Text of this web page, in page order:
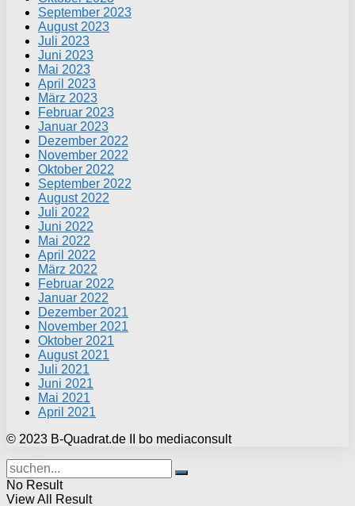
September 2023
August 2023
Juli 2023
Juni 2023
Mai 2023
April 2023
März 2023
Februar 2023
Januar 2023
Dezember 2022
November 2022
Oktober 2022
September 2022
August 2022
Juli 2022
Juni 2022
Mai 2022
April 2022
März 2022
Februar 2022
Januar 2022
Dezember 2021
November 2021
Oktober 2021
August 2021
Juli 2021
Juni 2021
Mai 2021
April 2021
© 2023 B-Quadrat.de II bo mediaconsult
No Result
View All Result